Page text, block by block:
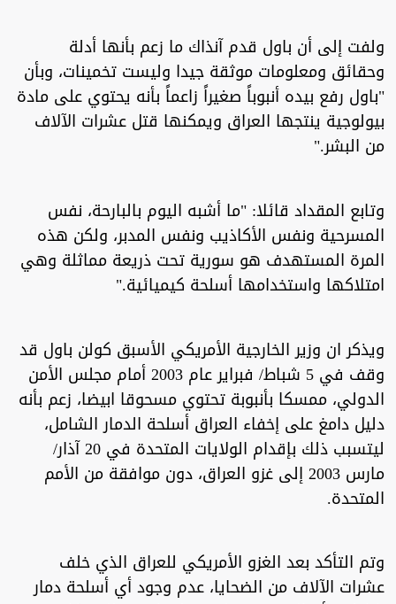
ولفت إلى أن باول قدم آنذاك ما زعم بأنها أدلة
وحقائق ومعلومات موثقة جيدا وليست تخمينات، وبأن
"باول رفع بيده أنبوباً صغيراً زاعماً بأنه يحتوي على مادة
بيولوجية ينتجها العراق ويمكنها قتل عشرات الآلاف
من البشر."
وتابع المقداد قائلا: "ما أشبه اليوم بالبارحة، نفس
المسرحية ونفس الأكاذيب ونفس المدبر، ولكن هذه
المرة المستهدف هو سورية تحت ذريعة مماثلة وهي
امتلاكها واستخدامها أسلحة كيميائية."
ويذكر ان وزير الخارجية الأمريكي الأسبق كولن باول قد
وقف في 5 شباط/ فبراير عام 2003 أمام مجلس الأمن
الدولي، ممسكا بأنبوبة تحتوي مسحوقا ابيضا، زعم بأنه
دليل دامغ على إخفاء العراق أسلحة الدمار الشامل،
ليتسبب ذلك بإقدام الولايات المتحدة في 20 آذار/
مارس 2003 إلى غزو العراق، دون موافقة من الأمم
المتحدة.
وتم التأكد بعد الغزو الأمريكي للعراق الذي خلف
عشرات الآلاف من الضحايا، عدم وجود أي أسلحة دمار